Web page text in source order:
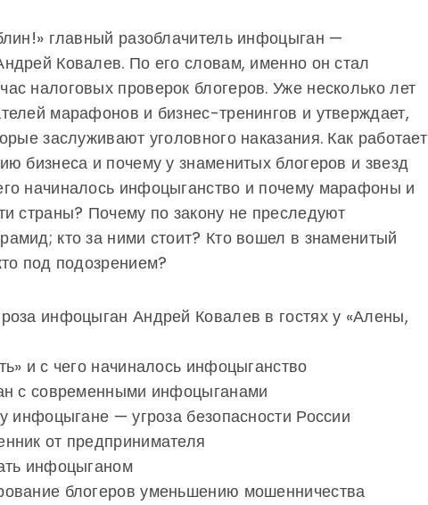
главный разоблачитель инфоцыган —
Ковалев. По его словам, именно он стал
налоговых проверок блогеров. Уже несколько лет
марафонов и бизнес-тренингов и утверждает,
заслуживают уголовного наказания. Как работает
бизнеса и почему у знаменитых блогеров и звезд
начиналось инфоцыганство и почему марафоны и
страны? Почему по закону не преследуют
кто за ними стоит? Кто вошел в знаменитый
под подозрением?
инфоцыган Андрей Ковалев в гостях у «Алены,
и с чего начиналось инфоцыганство
с современными инфоцыганами
инфоцыгане — угроза безопасности России
от предпринимателя
инфоцыганом
блогеров уменьшению мошенничества